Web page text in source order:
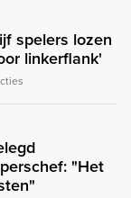
spelers lozen
linkerflank'
"Het